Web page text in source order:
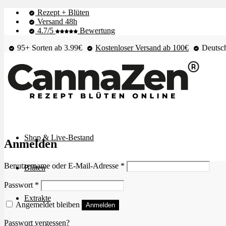
Rezept + Blüten
Versand 48h
4.7/5
Bewertung
95+ Sorten ab 3.99€
Kostenloser Versand ab 100€
Shop & Live-Bestand
Blüten
Extrakte
Anmelden
Benutzername oder E-Mail-Adresse * Erforderlich
Passwort * Erforderlich
Angemeldet bleiben Anmelden
Passwort vergessen?